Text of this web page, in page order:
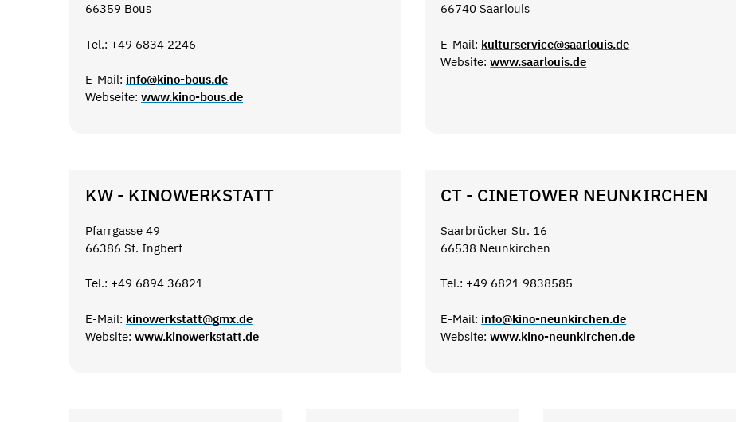
66359 Bous
Tel.: +49 6834 2246
E-Mail: info@kino-bous.de
Webseite: www.kino-bous.de
66740 Saarlouis
E-Mail: kulturservice@saarlouis.de
Website:www.saarlouis.de
KW - KINOWERKSTATT
Pfarrgasse 49
66386 St. Ingbert
Tel.: +49 6894 36821
E-Mail: kinowerkstatt@gmx.de
Website: www.kinowerkstatt.de
CT - CINETOWER NEUNKIRCHEN
Saarbrücker Str. 16
66538 Neunkirchen
Tel.: +49 6821 9838585
E-Mail: info@kino-neunkirchen.de
Website:www.kino-neunkirchen.de